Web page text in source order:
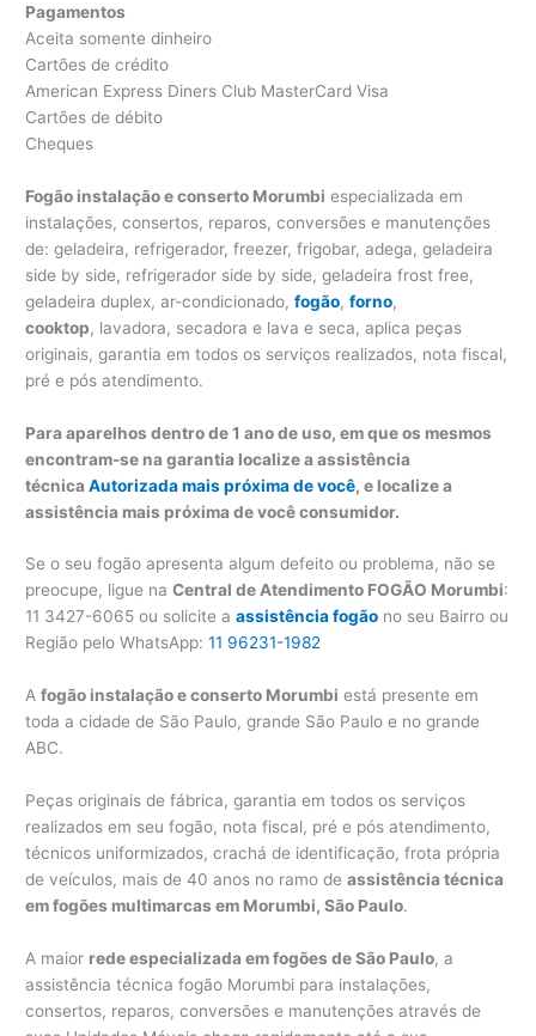
Pagamentos
Aceita somente dinheiro
Cartões de crédito
American Express Diners Club MasterCard Visa
Cartões de débito
Cheques
Fogão instalação e conserto Morumbi especializada em
instalações, consertos, reparos, conversões e manutenções
de: geladeira, refrigerador, freezer, frigobar, adega, geladeira
side by side, refrigerador side by side, geladeira frost free,
geladeira duplex, ar-condicionado,fogão,forno,
cooktop, lavadora, secadora e lava e seca, aplica peças
originais, garantia em todos os serviços realizados, nota fiscal,
pré e pós atendimento.
Para aparelhos dentro de 1 ano de uso, em que os mesmos
encontram-se na garantia localize a assistência
técnicaAutorizada mais próxima de você, e localize a
assistência mais próxima de você consumidor.
Se o seu fogão apresenta algum defeito ou problema, não se
preocupe, ligue naCentral de Atendimento FOGÃO Morumbi:
11 3427-6065 ou solicite aassistência fogão no seu Bairro ou
Região pelo WhatsApp:11 96231-1982
Afogão instalação e conserto Morumbi está presente em
toda a cidade de São Paulo, grande São Paulo e no grande
ABC.
Peças originais de fábrica, garantia em todos os serviços
realizados em seu fogão, nota fiscal, pré e pós atendimento,
técnicos uniformizados, crachá de identificação, frota própria
de veículos, mais de 40 anos no ramo deassistência técnica
em fogões multimarcas em Morumbi, São Paulo.
A maior rede especializada em fogões de São Paulo, a
assistência técnica fogão Morumbi para instalações,
consertos, reparos, conversões e manutenções através de